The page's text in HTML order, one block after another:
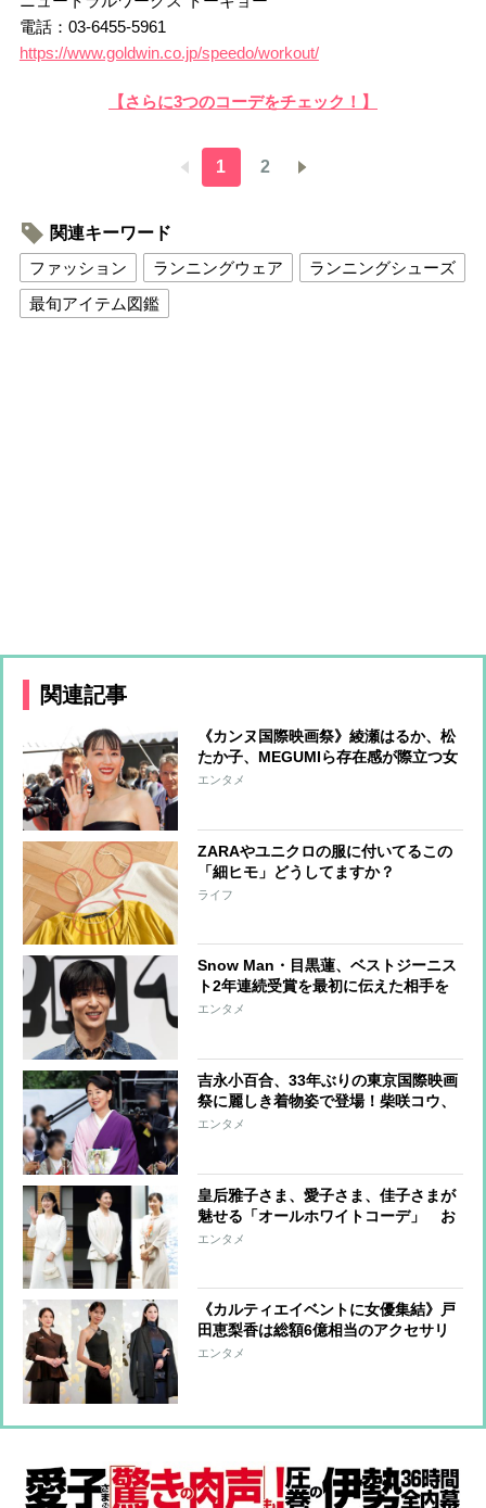
電話：03-6455-5961
https://www.goldwin.co.jp/speedo/workout/
【さらに3つのコーデをチェック！】
1 2
関連キーワード
ファッション
ランニングウェア
ランニングシューズ
最旬アイテム図鑑
関連記事
《カンヌ国際映画祭》綾瀬はるか、松
たか子、MEGUMIら存在感が際立つ女
優たちのファッションをチェック
エンタメ
ZARAやユニクロの服に付いてるこの
「細ヒモ」どうしてますか？
ライフ
Snow Man・目黒蓮、ベストジーニス
ト2年連続受賞を最初に伝えた相手を
告白「喜んでくれていました」
エンタメ
吉永小百合、33年ぶりの東京国際映画
祭に麗しき着物姿で登場！柴咲コウ、
満島ひかり、川口春奈らはハートポー
エンタメ
皇后雅子さま、愛子さま、佳子さまが
魅せる「オールホワイトコーデ」 お
しゃれに着こなすコツに注目
エンタメ
《カルティエイベントに女優集結》戸
田恵梨香は総額6億相当のアクセサリ
ーも！中条あやみ、高畑充希、山口智
エンタメ